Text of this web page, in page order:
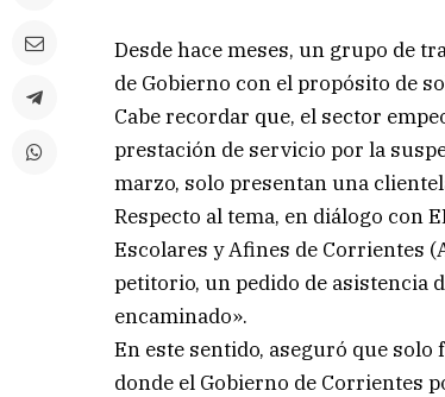
Desde hace meses, un grupo de
de Gobierno con el propósito de
Cabe recordar que, el sector
prestación de servicio por la
marzo, solo presentan una
Respecto al tema, en diálogo con
Escolares y Afines de Corrientes
petitorio, un pedido de asistencia
encaminado».
En este sentido, aseguró que
donde el Gobierno de Corrientes